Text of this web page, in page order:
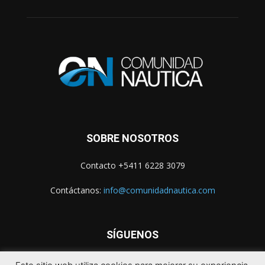
SOBRE NOSOTROS
Contacto +5411 6228 3079
Contáctanos: info@comunidadnautica.com
SÍGUENOS